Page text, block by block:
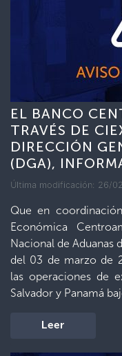
EL BANCO
TRAVÉS DE
DIRECCIÓN
(DGA),
Última modificación: 26/
Que en
Económica
Nacional de Aduanas
del 03 de marzo de
las operaciones de
Salvador y Panamá
Leer